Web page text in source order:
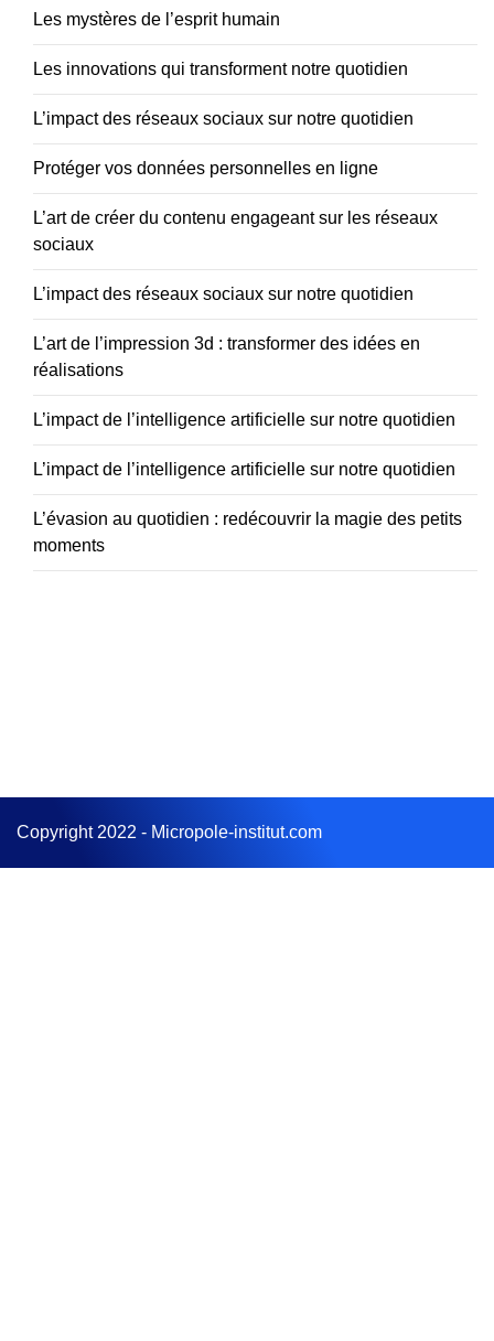
Les mystères de l’esprit humain
Les innovations qui transforment notre quotidien
L’impact des réseaux sociaux sur notre quotidien
Protéger vos données personnelles en ligne
L’art de créer du contenu engageant sur les réseaux
sociaux
L’impact des réseaux sociaux sur notre quotidien
L’art de l’impression 3d : transformer des idées en
réalisations
L’impact de l’intelligence artificielle sur notre quotidien
L’impact de l’intelligence artificielle sur notre quotidien
L’évasion au quotidien : redécouvrir la magie des petits
moments
Copyright 2022 - Micropole-institut.com